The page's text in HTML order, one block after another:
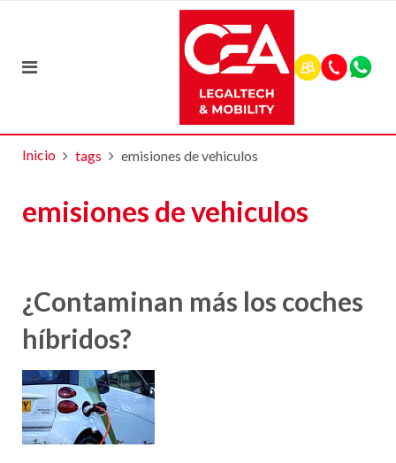
Inicio tags emisiones de vehiculos
emisiones de vehiculos
¿Contaminan más los coches
híbridos?